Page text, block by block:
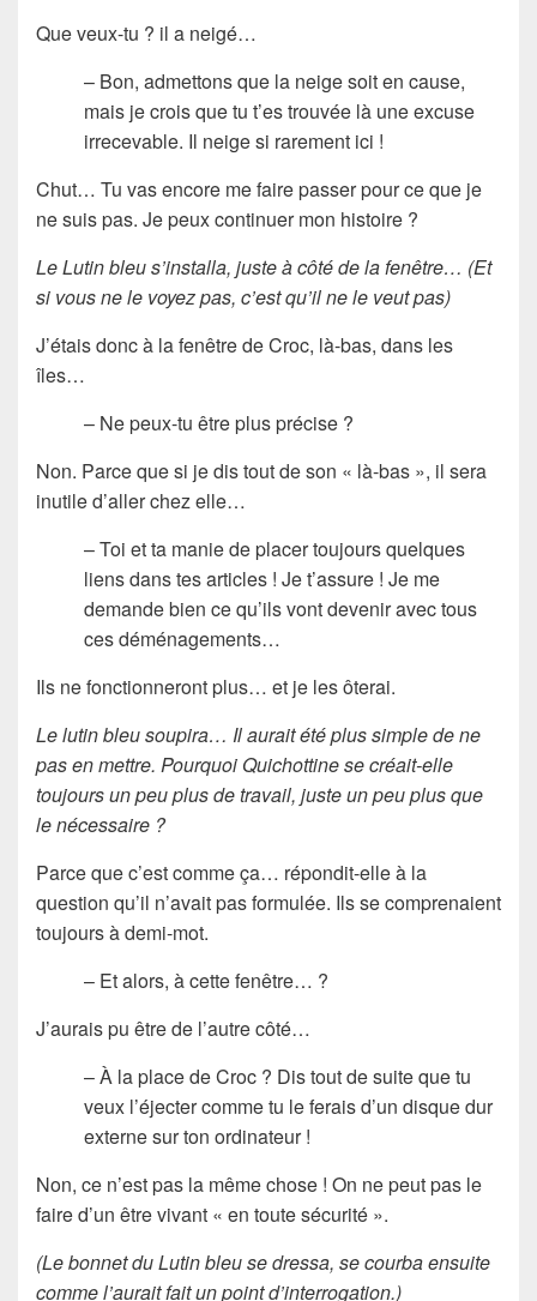
Que veux-tu ? il a neigé…
– Bon, admettons que la neige soit en cause,
mais je crois que tu t’es trouvée là une excuse
irrecevable. Il neige si rarement ici !
Chut… Tu vas encore me faire passer pour ce que je
ne suis pas. Je peux continuer mon histoire ?
Le Lutin bleu s’installa, juste à côté de la fenêtre… (Et
si vous ne le voyez pas, c’est qu’il ne le veut pas)
J’étais donc à la fenêtre de Croc, là-bas, dans les
îles…
– Ne peux-tu être plus précise ?
Non. Parce que si je dis tout de son « là-bas », il sera
inutile d’aller chez elle…
– Toi et ta manie de placer toujours quelques
liens dans tes articles ! Je t’assure ! Je me
demande bien ce qu’ils vont devenir avec tous
ces déménagements…
Ils ne fonctionneront plus… et je les ôterai.
Le lutin bleu soupira… Il aurait été plus simple de ne
pas en mettre. Pourquoi Quichottine se créait-elle
toujours un peu plus de travail, juste un peu plus que
le nécessaire ?
Parce que c’est comme ça… répondit-elle à la
question qu’il n’avait pas formulée. Ils se comprenaient
toujours à demi-mot.
– Et alors, à cette fenêtre… ?
J’aurais pu être de l’autre côté…
– À la place de Croc ? Dis tout de suite que tu
veux l’éjecter comme tu le ferais d’un disque dur
externe sur ton ordinateur !
Non, ce n’est pas la même chose ! On ne peut pas le
faire d’un être vivant « en toute sécurité ».
(Le bonnet du Lutin bleu se dressa, se courba ensuite
comme l’aurait fait un point d’interrogation.)